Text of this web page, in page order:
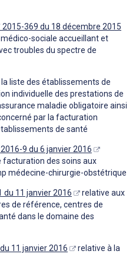
2015-369 du 18 décembre 2015
sociale accueillant et
troubles du spectre de
liste des établissements de
individuelle des prestations de
maladie obligatoire ainsi
par la facturation
de santé
9 du 6 janvier 2016
des soins aux
médecine-chirurgie-obstétrique
du 11 janvier 2016
relative aux
de référence, centres de
dans le domaine des
11 janvier 2016
relative à la